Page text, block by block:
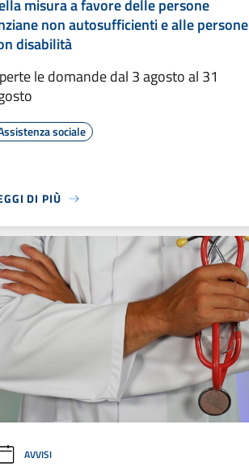
misura a favore delle persone
non autosufficienti e alle persone
disabilità
le domande dal 3 agosto al 31
sociale
DI PIÙ
AVVISI